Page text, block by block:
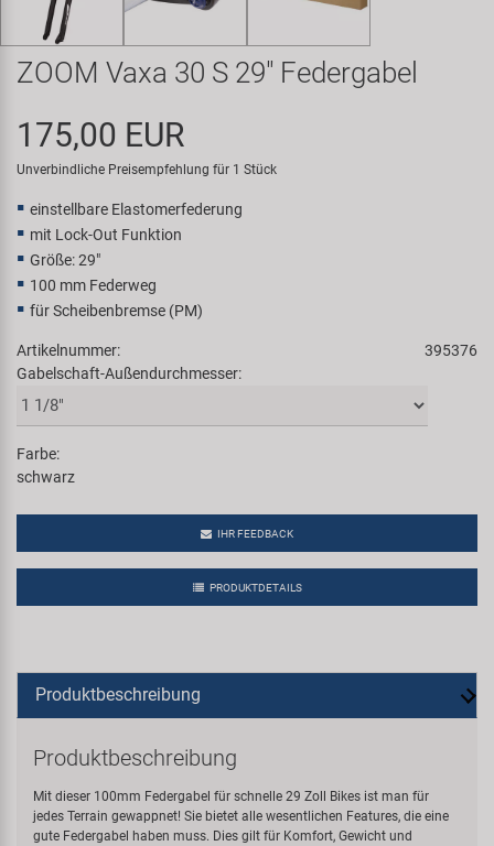
Samox
Smart
SRAM/RockShox
Trail-Gator
Velo
Markenübersicht
ZOOM Vaxa 30 S 29" Federgabel
175,00 EUR
Unverbindliche Preisempfehlung für 1 Stück
einstellbare Elastomerfederung
mit Lock-Out Funktion
Größe: 29"
100 mm Federweg
für Scheibenbremse (PM)
Artikelnummer:
395376
Gabelschaft-Außendurchmesser:
Farbe:
schwarz
IHR FEEDBACK
PRODUKTDETAILS
Produktbeschreibung
Produktbeschreibung
Mit dieser 100mm Federgabel für schnelle 29 Zoll Bikes ist man für
jedes Terrain gewappnet! Sie bietet alle wesentlichen Features, die eine
gute Federgabel haben muss. Dies gilt für Komfort, Gewicht und